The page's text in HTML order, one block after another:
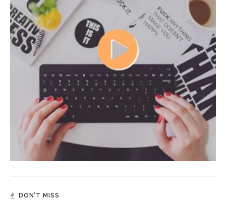
DON’T MISS